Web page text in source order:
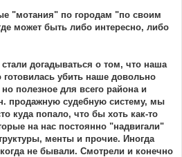
"мотания" по городам "по своим
может быть либо интересно, либо
догадываться о том, что наша
готовилась убить наше довольно
полезное для всего района и
продажную судебную систему, мы
куда попало, что бы хоть как-то
на нас постоянно "надвигали"
менты и прочие. Иногда
не бывали. Смотрели и конечно